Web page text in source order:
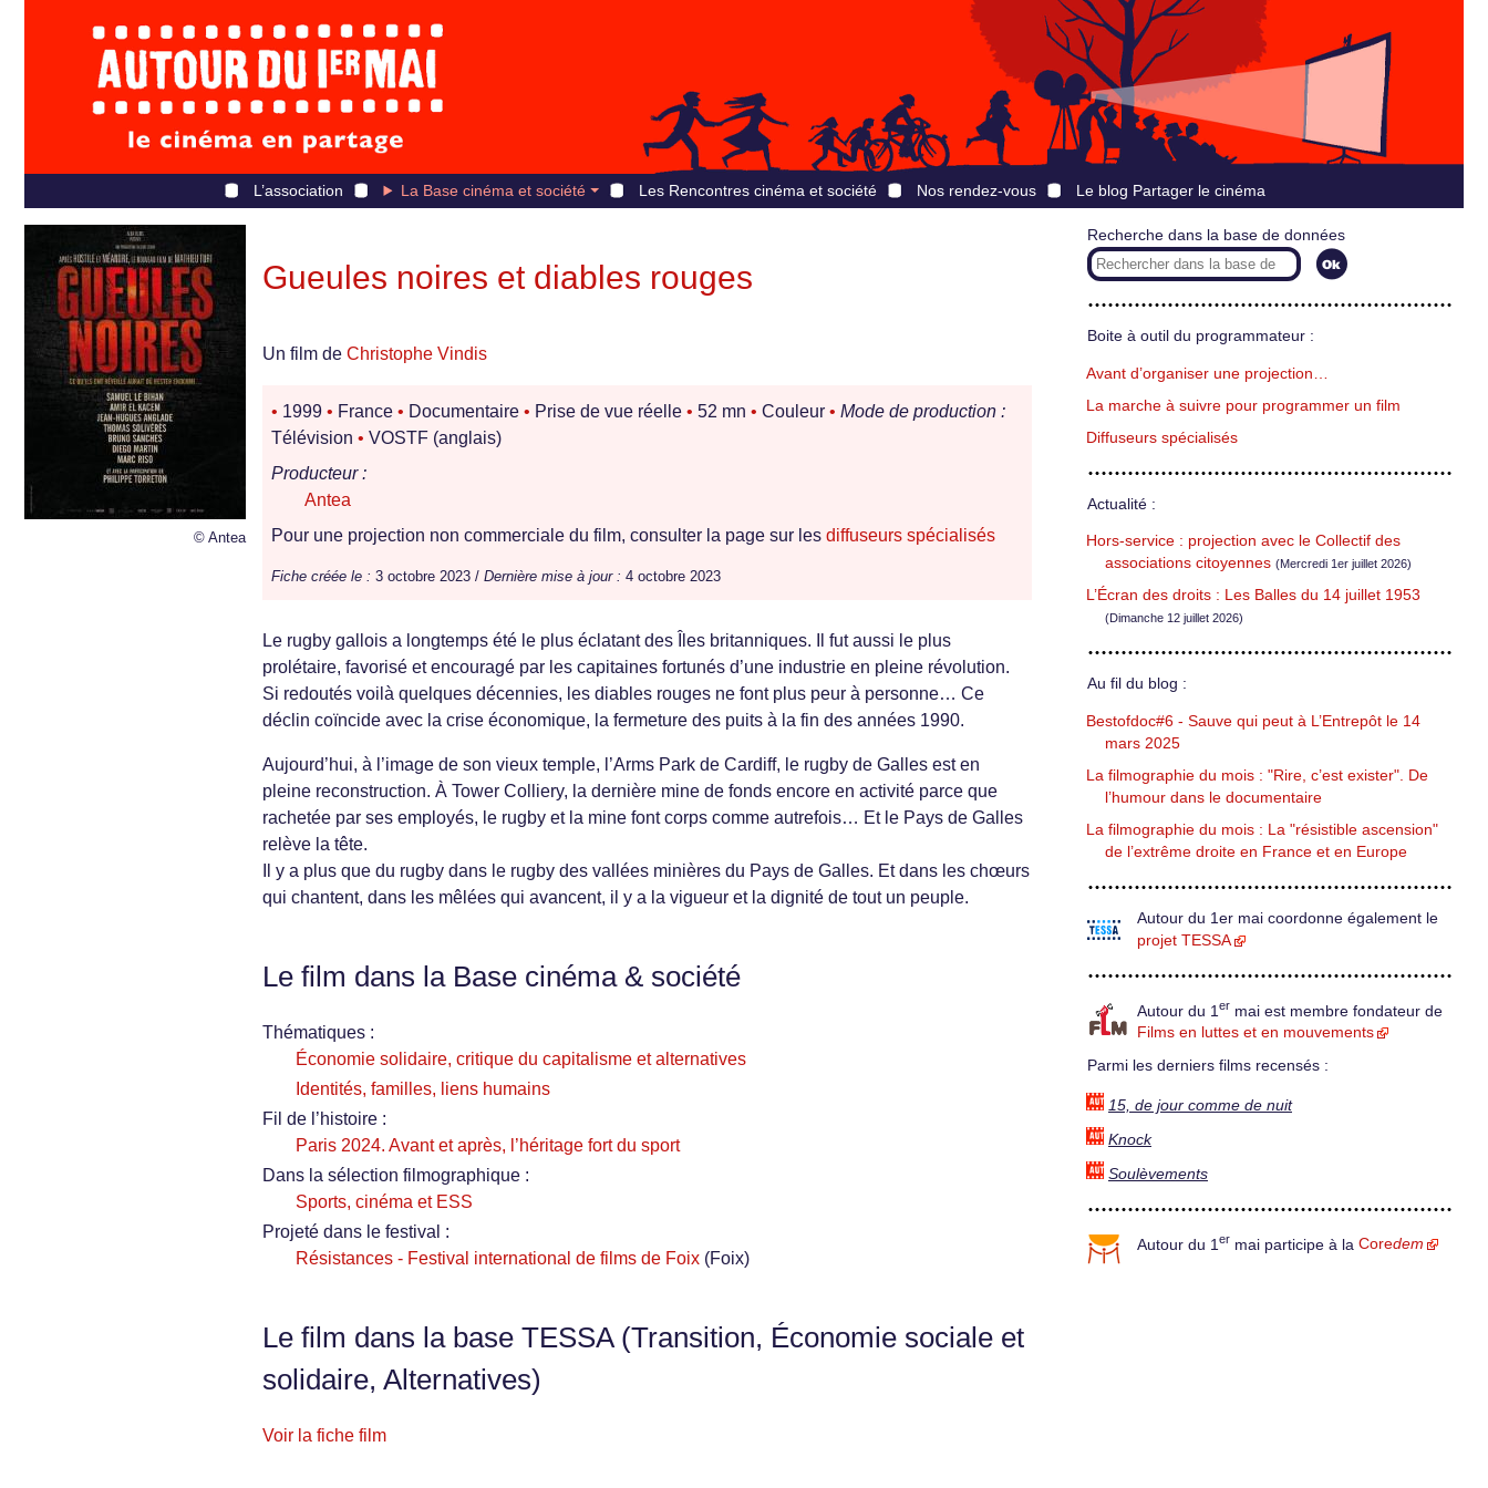
L’association La Base cinéma et société Les Rencontres cinéma et société Nos rendez-vous Le blog Partager le cinéma
© Antea
Gueules noires et diables rouges
Un film de Christophe Vindis
• 1999 • France • Documentaire • Prise de vue réelle • 52 mn • Couleur • Mode de production :
Télévision • VOSTF (anglais)
Producteur :
Antea
Pour une projection non commerciale du film, consulter la page sur les diffuseurs spécialisés
Fiche créée le : 3 octobre 2023 / Dernière mise à jour : 4 octobre 2023
Le rugby gallois a longtemps été le plus éclatant des Îles britanniques. Il fut aussi le plus
prolétaire, favorisé et encouragé par les capitaines fortunés d’une industrie en pleine révolution.
Si redoutés voilà quelques décennies, les diables rouges ne font plus peur à personne… Ce
déclin coïncide avec la crise économique, la fermeture des puits à la fin des années 1990.
Aujourd’hui, à l’image de son vieux temple, l’Arms Park de Cardiff, le rugby de Galles est en
pleine reconstruction. À Tower Colliery, la dernière mine de fonds encore en activité parce que
rachetée par ses employés, le rugby et la mine font corps comme autrefois… Et le Pays de Galles
relève la tête.
Il y a plus que du rugby dans le rugby des vallées minières du Pays de Galles. Et dans les chœurs
qui chantent, dans les mêlées qui avancent, il y a la vigueur et la dignité de tout un peuple.
Le film dans la Base cinéma & société
Thématiques :
Économie solidaire, critique du capitalisme et alternatives
Identités, familles, liens humains
Fil de l’histoire :
Paris 2024. Avant et après, l’héritage fort du sport
Dans la sélection filmographique :
Sports, cinéma et ESS
Projeté dans le festival :
Résistances - Festival international de films de Foix (Foix)
Le film dans la base TESSA (Transition, Économie sociale et
solidaire, Alternatives)
Voir la fiche film
Recherche dans la base de données
Boite à outil du programmateur :
Avant d’organiser une projection…
La marche à suivre pour programmer un film
Diffuseurs spécialisés
Actualité :
Hors-service : projection avec le Collectif des
associations citoyennes (Mercredi 1er juillet 2026)
L’Écran des droits : Les Balles du 14 juillet 1953
(Dimanche 12 juillet 2026)
Au fil du blog :
Bestofdoc#6 - Sauve qui peut à L’Entrepôt le 14
mars 2025
La filmographie du mois : "Rire, c’est exister". De
l’humour dans le documentaire
La filmographie du mois : La "résistible ascension"
de l’extrême droite en France et en Europe
Autour du 1er mai coordonne également le
projet TESSA
Autour du 1 er mai est membre fondateur de
Films en luttes et en mouvements
Parmi les derniers films recensés :
15, de jour comme de nuit
Knock
Soulèvements
Autour du 1 er mai participe à la Coredem